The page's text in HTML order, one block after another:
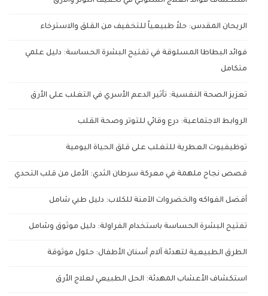
الريحان المقدس: حلاً طبيعياً للتخفيف من القلق والاسترخاء
فوائد البطاطا المسلوقة في تفتيح البشرة الحساسة: دليل علمي
متكامل
تعزيز الصحة النفسية: تأثير الدعم الأسري في التغلب على الأرق
الروابط الاجتماعية: درع وقائي للتوتر وصحة القلب
توظيفيوت العطرية للتغلب على قلق الحياة اليومية
قصص نجاح ملهمة في معركة سرطان الثدي: الأمل من قلب التحدي
أفضل الفواكه والخضروات الآمنة للكلاب: دليل طبي شامل
تفتيح البشرة الحساسة باستخدام الفراولة: دليل موثوق وشامل
الطرق الطبيعية لتهدئة آلام أسنان الأطفال: حلول موثوقة
استكشاف الأعشاب المهدئة: الحل الطبيعي لعلاج الأرق